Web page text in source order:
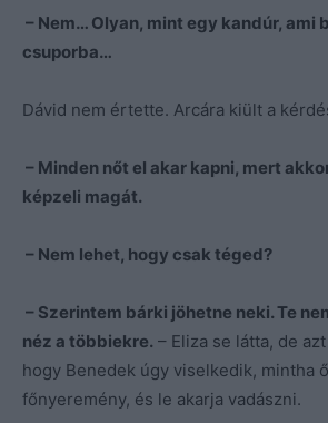
– Nem… Olyan, mint egy kandúr, ami
csuporba…
Dávid nem értette. Arcára kiült a
– Minden nőt el akar kapni, mert
képzeli magát.
– Nem lehet, hogy csak téged?
– Szerintem bárki jöhetne neki. Te
néz a többiekre. – Eliza se látta, de
hogy Benedek úgy viselkedik, mintha
főnyeremény, és le akarja vadászni.